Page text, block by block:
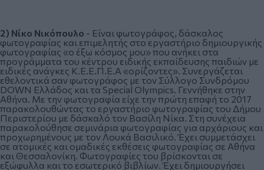
2) Νίκο Νικόπουλο - Είναι φωτογράφος, δάσκαλος
φωτογραφίας και επιμελητής στο εργαστήριο δημιουργικής
φωτογραφίας «ο έξω κόσμος μου» που ανήκει στα
προγράμματα του κέντρου ειδικής εκπαίδευσης παιδιών με
ειδικές ανάγκες Κ.Ε.Ε.Π.Ε.Α «ορίζοντες». Συνεργάζεται
εθελοντικά σαν φωτογράφος με τον Σύλλογο Συνδρόμου
DOWN Ελλάδος και τα Special Olympics. Γεννήθηκε στην
Αθήνα. Με την φωτογραφία είχε την πρώτη επαφή το 2017
παρακολουθώντας το εργαστήριο φωτογραφίας του Δήμου
Περιστερίου με δάσκαλό τον Βασίλη Νίκα. Στη συνέχεια
παρακολούθησε σεμινάρια φωτογραφίας για αρχάριους και
προχωρημένους με τον Λουκά Βασιλικό. Έχει συμμετάσχει
σε ατομικές και ομαδικές εκθέσεις φωτογραφίας σε Αθήνα
και Θεσσαλονίκη. Φωτογραφίες του βρίσκονται σε
εξώφυλλα και το εσωτερικό βιβλίων. Έχει δημιουργήσει